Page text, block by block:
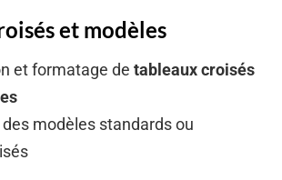
et modèles
et formatage de tableaux croisés
modèles standards ou